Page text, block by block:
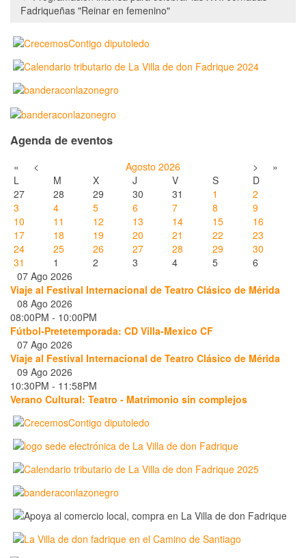
Fadriqueñas "Reinar en femenino"
Agenda de eventos
« < Agosto 2026 >
»
L
M X J V S
D
27
28 29 30 31 1
2
3
4 5 6 7 8
9
10
11 12 13 14 15
16
17
18 19 20 21 22
23
24
25 26 27 28 29
30
31
1 2 3 4 5
6
07 Ago 2026
Viaje al Festival Internacional de Teatro Clásico de Mérida
08 Ago 2026
08:00PM - 10:00PM
Fútbol-Pretetemporada: CD Villa-Mexico CF
07 Ago 2026
Viaje al Festival Internacional de Teatro Clásico de Mérida
09 Ago 2026
10:30PM - 11:58PM
Verano Cultural: Teatro - Matrimonio sin complejos